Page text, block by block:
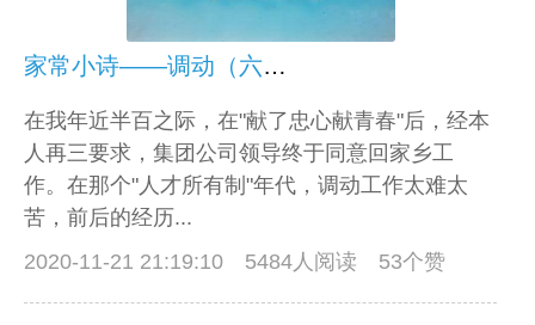
家常小诗——调动（六首）
在我年近半百之际，在"献了忠心献青春"后，经本
人再三要求，集团公司领导终于同意回家乡工
作。在那个"人才所有制"年代，调动工作太难太
苦，前后的经历...
2020-11-21 21:19:10
5484人阅读 53个赞